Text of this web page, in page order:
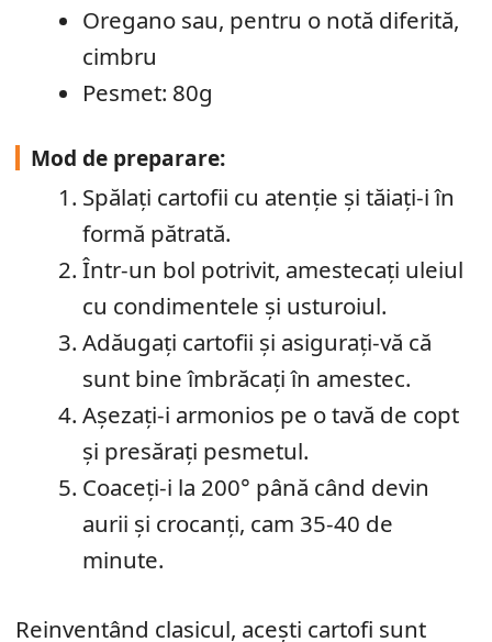
Oregano sau, pentru o notă diferită,
cimbru
Pesmet: 80g
Mod de preparare:
Spălați cartofii cu atenție și tăiați-i în
formă pătrată.
Într-un bol potrivit, amestecați uleiul
cu condimentele și usturoiul.
Adăugați cartofii și asigurați-vă că
sunt bine îmbrăcați în amestec.
Așezați-i armonios pe o tavă de copt
și presărați pesmetul.
Coaceți-i la 200° până când devin
aurii și crocanți, cam 35-40 de
minute.
Reinventând clasicul, acești cartofi sunt